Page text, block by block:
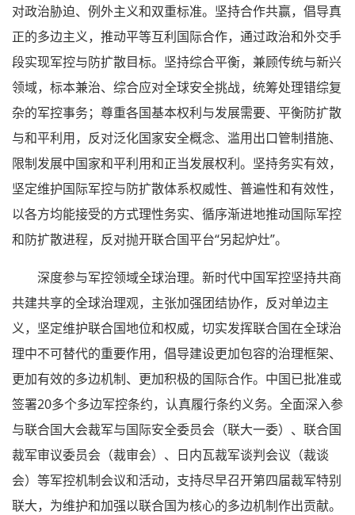
对政治胁迫、例外主义和双重标准。坚持合作共赢，倡导真
正的多边主义，推动平等互利国际合作，通过政治和外交手
段实现军控与防扩散目标。坚持综合平衡，兼顾传统与新兴
领域，标本兼治、综合应对全球安全挑战，统筹处理错综复
杂的军控事务；尊重各国基本权利与发展需要、平衡防扩散
与和平利用，反对泛化国家安全概念、滥用出口管制措施、
限制发展中国家和平利用和正当发展权利。坚持务实有效，
坚定维护国际军控与防扩散体系权威性、普遍性和有效性，
以各方均能接受的方式理性务实、循序渐进地推动国际军控
和防扩散进程，反对抛开联合国平台“另起炉灶”。
深度参与军控领域全球治理。新时代中国军控坚持共商
共建共享的全球治理观，主张加强团结协作，反对单边主
义，坚定维护联合国地位和权威，切实发挥联合国在全球治
理中不可替代的重要作用，倡导建设更加包容的治理框架、
更加有效的多边机制、更加积极的国际合作。中国已批准或
签署20多个多边军控条约，认真履行条约义务。全面深入参
与联合国大会裁军与国际安全委员会（联大一委）、联合国
裁军审议委员会（裁审会）、日内瓦裁军谈判会议（裁谈
会）等军控机制会议和活动，支持尽早召开第四届裁军特别
联大，为维护和加强以联合国为核心的多边机制作出贡献。